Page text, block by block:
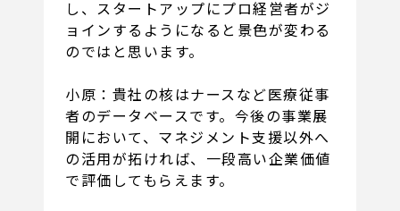
し、スタートアップにプロ経営者がジ
ョインするようになると景色が変わる
のではと思います。
小原：貴社の核はナースなど医療従事
者のデータベースです。今後の事業展
開において、マネジメント支援以外へ
の活用が拓ければ、一段高い企業価値
で評価してもらえます。